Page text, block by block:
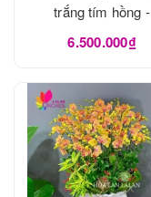
trắng tím hồng -
LHD1175
6.500.000₫